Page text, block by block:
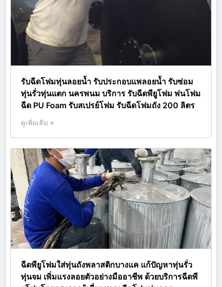
รับฉีดโฟมทุ่นลอยน้ำ รับประกอบแพลอยน้ำ รับซ่อม
ทุ่นรั่วทุ่นแตก นครพนม บริการ รับฉีดพียูโฟม พ่นโฟม
ฉีด PU Foam รับสเปรย์โฟม รับฉีดโฟมถัง 200 ลิตร
ดูเพิ่มเติม »
ฉีดพียูโฟมใส่ทุ่นถังพลาสติกบางแค แก้ปัญหาทุ่นรั่ว
ทุ่นจม เพิ่มแรงลอยตัวอย่างมืออาชีพ ด้วยบริการฉีดพี